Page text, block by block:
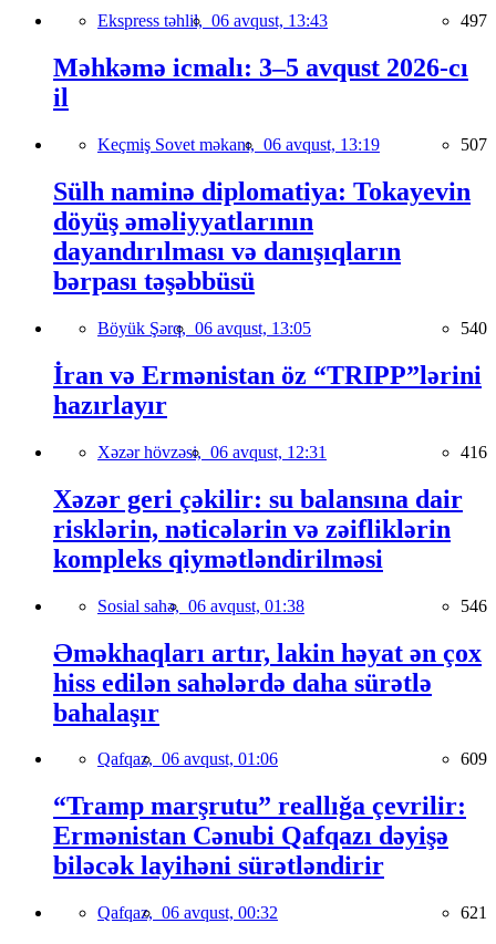
Ekspress təhlil, 06 avqust, 13:43 497
Məhkəmə icmalı: 3–5 avqust 2026-cı
il
Keçmiş Sovet məkanı, 06 avqust, 13:19 507
Sülh naminə diplomatiya: Tokayevin
döyüş əməliyyatlarının
dayandırılması və danışıqların
bərpası təşəbbüsü
Böyük Şərq, 06 avqust, 13:05 540
İran və Ermənistan öz “TRIPP”lərini
hazırlayır
Xəzər hövzəsi, 06 avqust, 12:31 416
Xəzər geri çəkilir: su balansına dair
risklərin, nəticələrin və zəifliklərin
kompleks qiymətləndirilməsi
Sosial sahə, 06 avqust, 01:38 546
Əməkhaqları artır, lakin həyat ən çox
hiss edilən sahələrdə daha sürətlə
bahalaşır
Qafqaz, 06 avqust, 01:06 609
“Tramp marşrutu” reallığa çevrilir:
Ermənistan Cənubi Qafqazı dəyişə
biləcək layihəni sürətləndirir
Qafqaz, 06 avqust, 00:32 621